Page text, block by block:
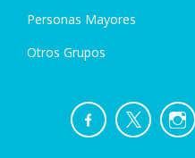
Personas Mayores
Otros Grupos